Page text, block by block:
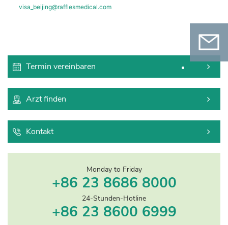
Scannen Sie den QR-Code und folgen Sie
visa_beijing@rafflesmedical.com
Termin vereinbaren
Arzt finden
Kontakt
Monday to Friday
+86 23 8686 8000
24-Stunden-Hotline
+86 23 8600 6999